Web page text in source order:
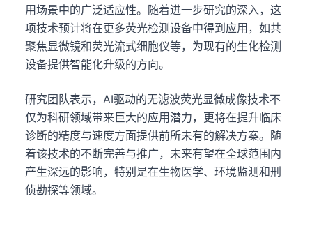
用场景中的广泛适应性。随着进一步研究的深入，这
项技术预计将在更多荧光检测设备中得到应用，如共
聚焦显微镜和荧光流式细胞仪等，为现有的生化检测
设备提供智能化升级的方向。
研究团队表示，AI驱动的无滤波荧光显微成像技术不
仅为科研领域带来巨大的应用潜力，更将在提升临床
诊断的精度与速度方面提供前所未有的解决方案。随
着该技术的不断完善与推广，未来有望在全球范围内
产生深远的影响，特别是在生物医学、环境监测和刑
侦勘探等领域。